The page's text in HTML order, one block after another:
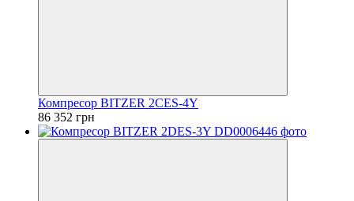
Компресор BITZER 2CES-4Y
86 352 грн